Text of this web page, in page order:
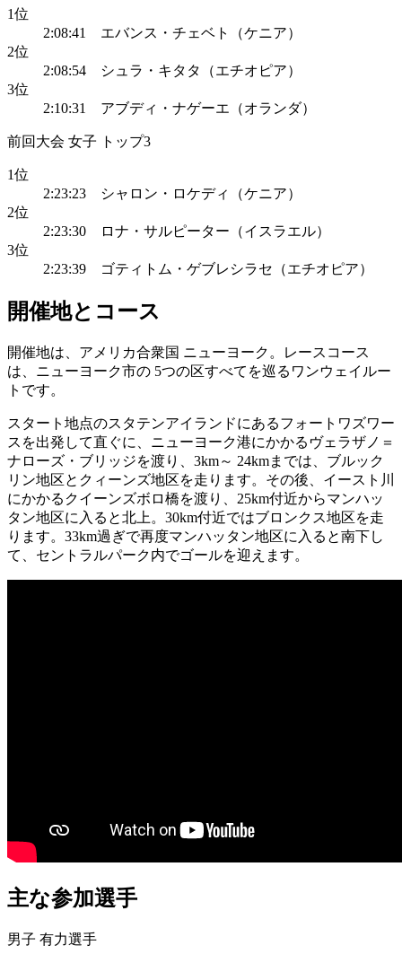
1位
2:08:41 エバンス・チェベト（ケニア）
2位
2:08:54 シュラ・キタタ（エチオピア）
3位
2:10:31 アブディ・ナゲーエ（オランダ）
前回大会 女子 トップ3
1位
2:23:23 シャロン・ロケディ（ケニア）
2位
2:23:30 ロナ・サルピーター（イスラエル）
3位
2:23:39 ゴティトム・ゲブレシラセ（エチオピア）
開催地とコース
開催地は、アメリカ合衆国 ニューヨーク。レースコース
は、ニューヨーク市の 5つの区すべてを巡るワンウェイルー
トです。
スタート地点のスタテンアイランドにあるフォートワズワー
スを出発して直ぐに、ニューヨーク港にかかるヴェラザノ＝
ナローズ・ブリッジを渡り、3km～ 24kmまでは、ブルック
リン地区とクィーンズ地区を走ります。その後、イースト川
にかかるクイーンズボロ橋を渡り、25km付近からマンハッ
タン地区に入ると北上。30km付近ではブロンクス地区を走
ります。33km過ぎで再度マンハッタン地区に入ると南下し
て、セントラルパーク内でゴールを迎えます。
主な参加選手
男子 有力選手